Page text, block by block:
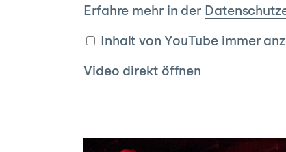
von
anzeigen
Erfahre mehr in der
Inhalt von YouTube immer
Video direkt öffnen